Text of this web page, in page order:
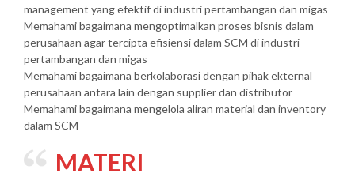
management yang efektif di industri pertambangan dan migas
Memahami bagaimana mengoptimalkan proses bisnis dalam
perusahaan agar tercipta efisiensi dalam SCM di industri
pertambangan dan migas
Memahami bagaimana berkolaborasi dengan pihak ekternal
perusahaan antara lain dengan supplier dan distributor
Memahami bagaimana mengelola aliran material dan inventory
dalam SCM
MATERI